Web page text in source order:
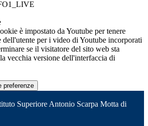
è impostato da Youtube per tenere
dell'utente per i video di Youtube incorporati
se il visitatore del sito web sta
vecchia versione dell'interfaccia di
preferenze
Superiore Antonio Scarpa Motta di